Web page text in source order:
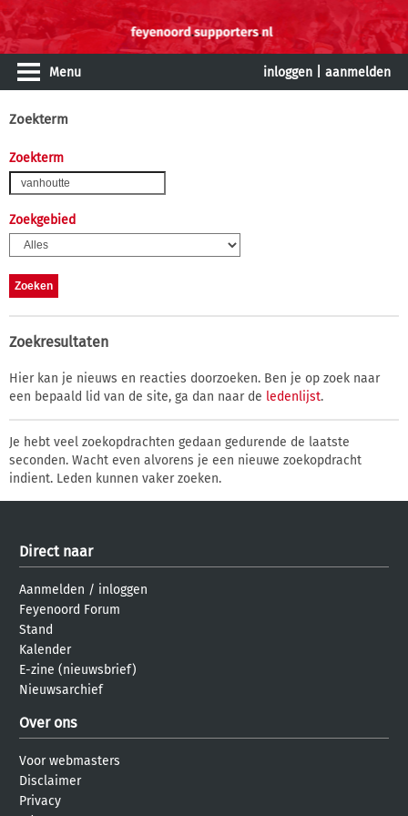
Menu inloggen aanmelden
Zoekterm
Zoekterm
Zoekgebied
Zoekresultaten
Hier kan je nieuws en reacties doorzoeken. Ben je op zoek naar
een bepaald lid van de site, ga dan naar de ledenlijst.
Je hebt veel zoekopdrachten gedaan gedurende de laatste
seconden. Wacht even alvorens je een nieuwe zoekopdracht
indient. Leden kunnen vaker zoeken.
Direct naar
Aanmelden / inloggen
Feyenoord Forum
Stand
Kalender
E-zine (nieuwsbrief)
Nieuwsarchief
Over ons
Voor webmasters
Disclaimer
Privacy